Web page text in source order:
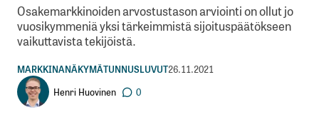
Osakemarkkinoiden arvostustason arviointi on ollut jo
vuosikymmeniä yksi tärkeimmistä sijoituspäätökseen
vaikuttavista tekijöistä.
MARKKINANÄKYMÄTUNNUSLUVUT26.11.2021
Henri Huovinen
0